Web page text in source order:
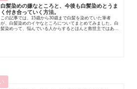
白髪染めの嫌なところと、今後も白髪染めとうま
く付き合っていく方法。
この記事では、15歳から30歳まで白髪を染めていた筆者
が、白髪染めのイヤなところについてまとめてみました。白
髪染めって、悩んでいる人からするとほんと救世主ではある